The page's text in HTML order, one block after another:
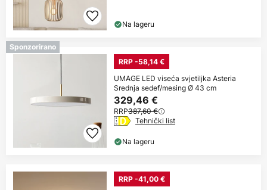
Na lageru
Sponzorirano
RRP -58,14 €
UMAGE LED viseća svjetiljka Asteria
Srednja sedef/mesing Ø 43 cm
329,46 €
RRP387,60 €
Tehnički list
Na lageru
RRP -41,00 €